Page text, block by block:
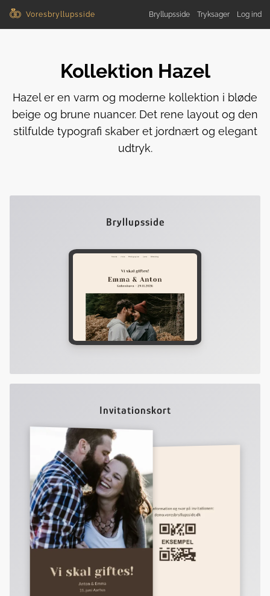
Voresbryllupsside Bryllupsside Tryksager Log ind
Kollektion Hazel
Hazel er en varm og moderne kollektion i bløde
beige og brune nuancer. Det rene layout og den
stilfulde typografi skaber et jordnært og elegant
udtryk.
Bryllupsside
Invitationskort